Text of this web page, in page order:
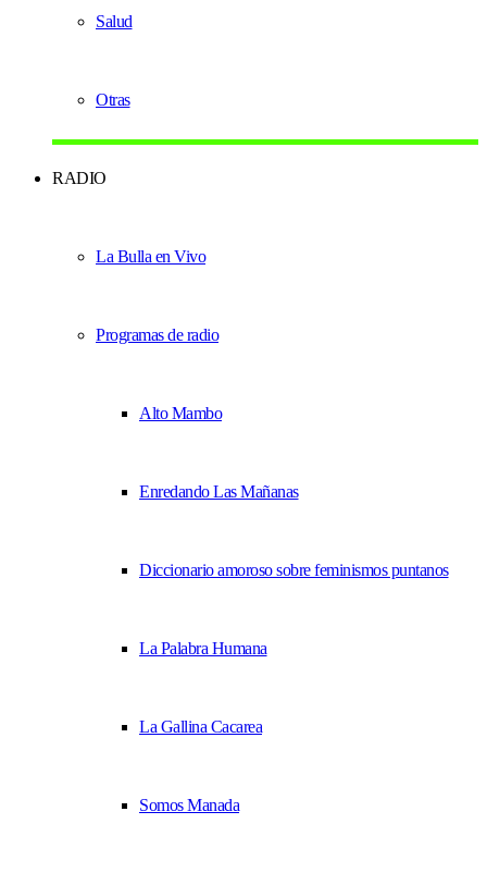
Salud
Otras
RADIO
La Bulla en Vivo
Programas de radio
Alto Mambo
Enredando Las Mañanas
Diccionario amoroso sobre feminismos puntanos
La Palabra Humana
La Gallina Cacarea
Somos Manada